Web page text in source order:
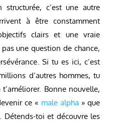
c’est une autre
à être constamment
clairs et une vraie
une question de chance,
Si tu es ici, c’est
d’autres hommes, tu
Bonne nouvelle,
ce « male alpha » que
Détends-toi et découvre les